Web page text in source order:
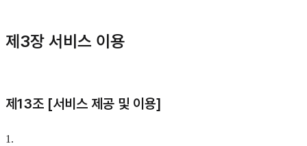
제3장 서비스 이용
제13조 [서비스 제공 및 이용]
1 .